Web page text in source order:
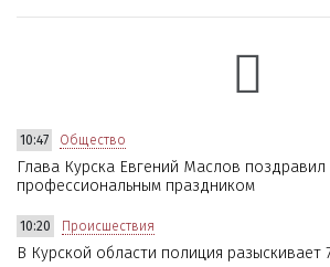
10:47 Общество
Глава Курска Евгений Маслов поздравил
профессиональным праздником
10:20 Происшествия
В Курской области полиция